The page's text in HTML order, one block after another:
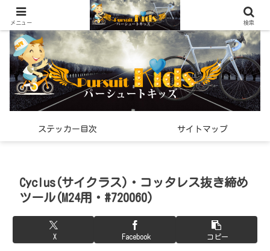
世界中で見つけた「希少なスポーツ雑貨」の紹介メディア
ステッカー目次 サイトマップ
Cyclus(サイクラス)・コッタレス抜き締め
ツール(M24用・#720060)
X Facebook コピー
メニュー 検索